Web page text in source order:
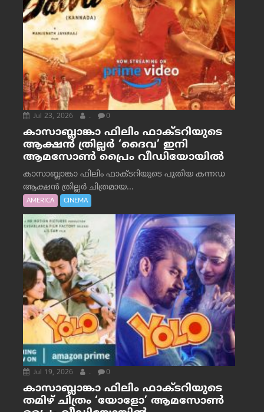
Jul 23, 2026 . 0
കാസാബ്ലാങ്കാ ഫിലിം ഫാക്ടറിയുടെ
ആക്ഷൻ ത്രില്ലർ ‘ദൈവ’ ഇനി
ആമസോൺ പ്രൈം വീഡിയോയിൽ
കാസാബ്ലാങ്കാ ഫിലിം ഫാക്ടറിയുടെ പുതിയ കന്നഡ
ആക്ഷൻ ത്രില്ലർ ചിത്രമായ...
AMERICA CINEMA
Jul 19, 2026 . 0
കാസാബ്ലാങ്കാ ഫിലിം ഫാക്ടറിയുടെ
തമിഴ് ചിത്രം ‘യോളോ’ ആമസോൺ